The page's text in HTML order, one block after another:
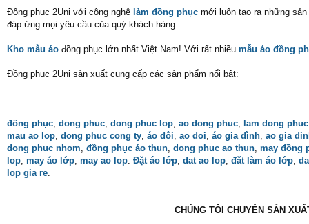
Đồng phục 2Uni với công nghệ làm đồng phục mới luôn tạo ra những
đáp ứng mọi yêu cầu của quý khách hàng.
Kho mẫu áo đồng phục lớn nhất Việt Nam! Với rất nhiều mẫu áo đồng
Đồng phục 2Uni sản xuất cung cấp các sản phẩm nổi bật:
đồng phục, dong phuc, dong phuc lop, ao dong phuc, lam dong phuc
mau ao lop, dong phuc cong ty, áo đôi, ao doi, áo gia đình, ao gia
dong phuc nhom, đồng phục áo thun, dong phuc ao thun, may đồng
lop, may áo lớp, may ao lop. Đặt áo lớp, dat ao lop, đăt làm áo lớp,
lop gia re.
CHÚNG TÔI CHUYÊN SẢN